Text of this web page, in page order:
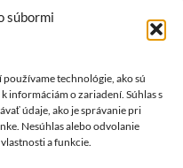
súbormi
technológie, ako sú
informáciám o zariadení. Súhlas s
údaje, ako je správanie pri
Nesúhlas alebo odvolanie
a funkcie.
o
kvety a